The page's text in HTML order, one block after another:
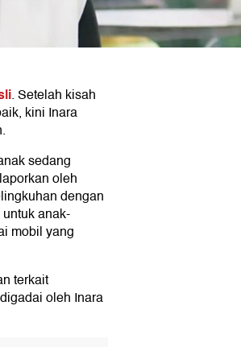
. Setelah kisah
kini Inara
sedang
oleh
dengan
anak-
mobil yang
terkait
oleh Inara